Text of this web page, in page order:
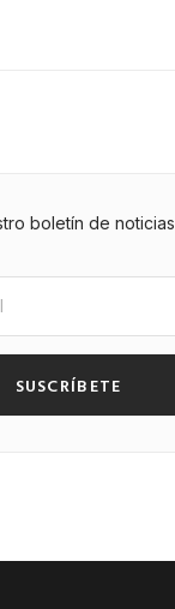
boletín de noticias
SUSCRÍBETE